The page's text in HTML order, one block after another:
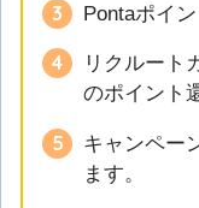
Pontaポイ
リクルート
のポイント
キャンペー
ます。